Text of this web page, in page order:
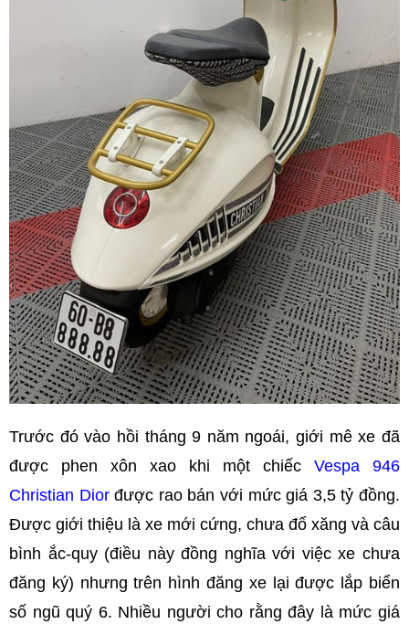
Trước đó vào hồi tháng 9 năm ngoái, giới mê xe đã
được phen xôn xao khi một chiếc Vespa 946
Christian Diorđược rao bán với mức giá 3,5 tỷ đồng.
Được giới thiệu là xe mới cứng, chưa đổ xăng và câu
bình ắc-quy (điều này đồng nghĩa với việc xe chưa
đăng ký) nhưng trên hình đăng xe lại được lắp biển
số ngũ quý 6. Nhiều người cho rằng đây là mức giá